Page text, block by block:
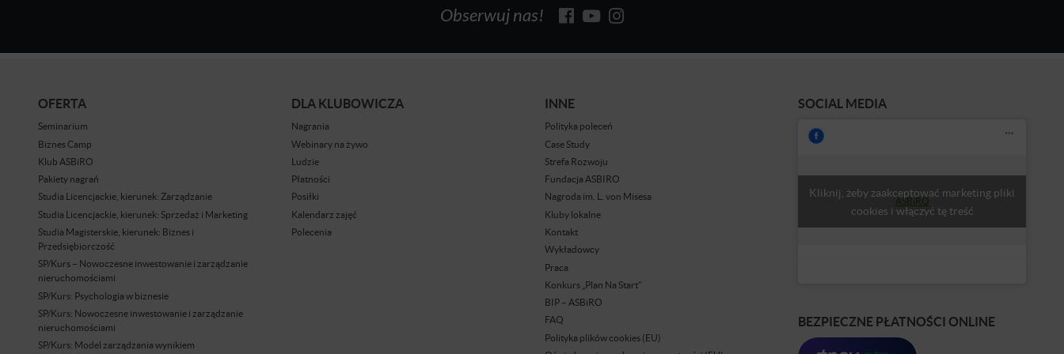
Obserwuj nas!
OFERTA
Seminarium
Biznes Camp
Klub ASBiRO
Pakiety nagrań
Studia Licencjackie, kierunek: Zarządzanie
Studia Licencjackie, kierunek: Sprzedaż i Marketing
Studia Magisterskie, kierunek: Biznes i
Przedsiębiorczość
SP/Kurs – Nowoczesne inwestowanie i zarządzanie
nieruchomościami
SP/Kurs: Psychologia w biznesie
SP/Kurs: Nowoczesne inwestowanie i zarządzanie
nieruchomościami
SP/Kurs: Model zarządzania wynikiem
DLA KLUBOWICZA
Nagrania
Webinary na żywo
Ludzie
Płatności
Posiłki
Kalendarz zajęć
Polecenia
INNE
Polityka poleceń
Case Study
Strefa Rozwoju
Fundacja ASBIRO
Nagroda im. L. von Misesa
Kluby lokalne
Kontakt
Wykładowcy
Praca
Konkurs „Plan Na Start”
BIP – ASBiRO
FAQ
Polityka plików cookies (EU)
SOCIAL MEDIA
ASBiRO
Kliknij, żeby zaakceptować marketing pliki
cookies i włączyć tę treść
BEZPIECZNE PŁATNOŚCI ONLINE